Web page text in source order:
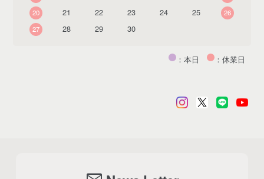
20
21 22 23 24 25
26
27
28 29 30
：本日 ：休業日